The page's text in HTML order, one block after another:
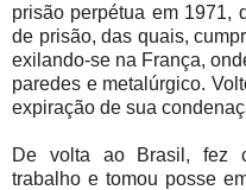
prisão perpétua em 1971,
de prisão, das quais,
exilando-se na França,
paredes e metalúrgico.
expiração de sua
De volta ao Brasil, fez
trabalho e tomou posse